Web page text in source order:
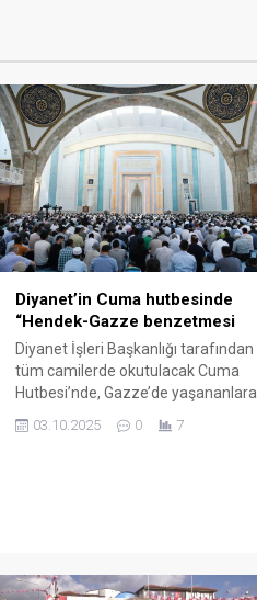
Diyanet’in Cuma hutbesinde
“Hendek-Gazze benzetmesi
Diyanet İşleri Başkanlığı tarafından
tüm camilerde okutulacak Cuma
Hutbesi’nde, Gazze’de yaşananlara
Hendek Savaşına benzer bir
rağmen Gazze’de bir avuç mücahit
03.10.2025 0 7